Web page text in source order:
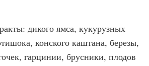
дикого ямса, кукурузных
конского каштана, березы,
гарцинии, брусники, плодов